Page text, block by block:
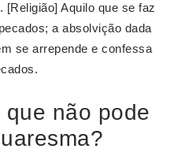
[Religião] Aquilo que se faz
a absolvição dada
se arrepende e confessa
não pode